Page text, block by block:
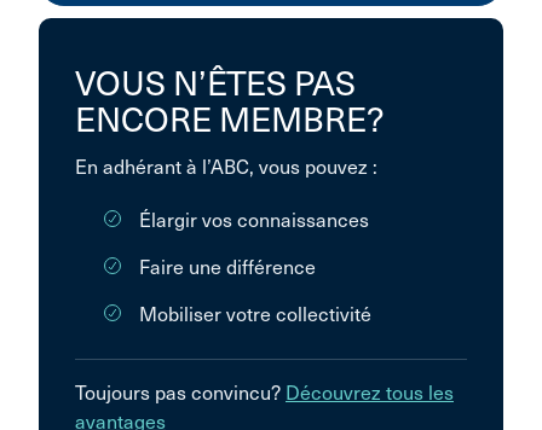
VOUS N’ÊTES PAS
ENCORE MEMBRE?
En adhérant à l’ABC, vous pouvez :
Élargir vos connaissances
Faire une différence
Mobiliser votre collectivité
Toujours pas convincu? Découvrez tous les
avantages